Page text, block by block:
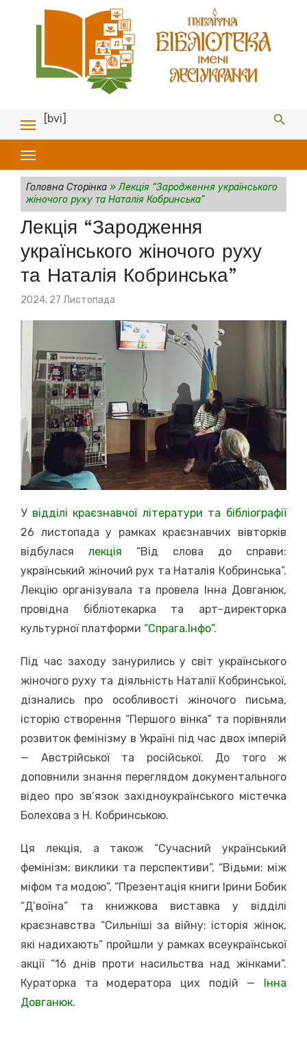
[bvi]
Головна Сторінка»Лекція “Зародження українського
жіночого руху та Наталія Кобринська”
Лекція “Зародження
українського жіночого руху
та Наталія Кобринська”
Posted
2024, 27 Листопада
У відділі краєзнавчої літератури та бібліографії
26 листопада у рамках краєзнавчих вівторків
відбулася лекція “Від слова до справи:
український жіночий рух та Наталія Кобринська”.
Лекцію організувала та провела Інна Довганюк,
провідна бібліотекарка та арт-директорка
культурної платформи “Спрага.Інфо”.
Під час заходу занурились у світ українського
жіночого руху та діяльність Наталії Кобринської,
дізнались про особливості жіночого письма,
історію створення “Першого вінка” та порівняли
розвиток фемінізму в Україні під час двох імперій
— Австрійської та російської. До того ж
доповнили знання переглядом документального
відео про зв’язок західноукраїнського містечка
Болехова з Н. Кобринською.
Ця лекція, а також “Сучасний український
фемінізм: виклики та перспективи”, “Відьми: між
міфом та модою”, “Презентація книги Ірини Бобик
“Д’воїна” та книжкова виставка у відділі
краєзнавства “Сильніші за війну: історія жінок,
які надихають” пройшли у рамках всеукраїнської
акції “16 днів проти насильства над жінками”.
Кураторка та модератора цих подій — Інна
Довганюк.